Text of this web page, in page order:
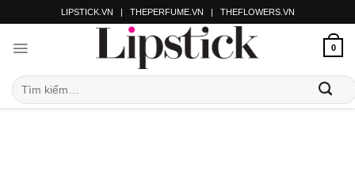
LIPSTICK.VN | THEPERFUME.VN | THEFLOWERS.VN
0